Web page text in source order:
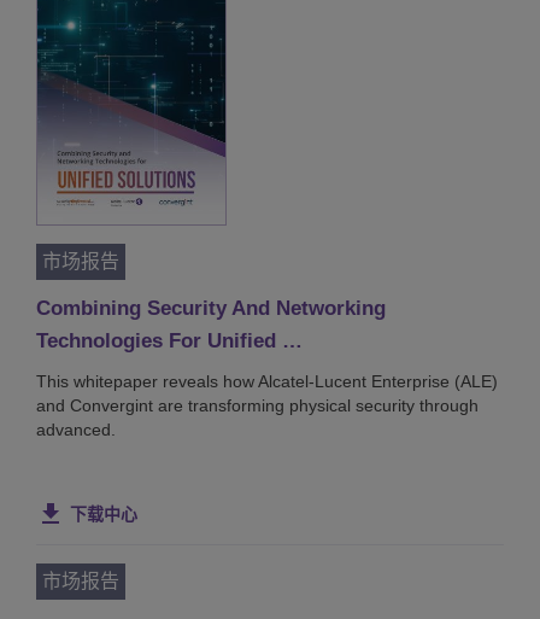
市场报告
Combining Security And Networking
Technologies For Unified …
This whitepaper reveals how Alcatel-Lucent Enterprise (ALE)
and Convergint are transforming physical security through
advanced.
下载中心
市场报告